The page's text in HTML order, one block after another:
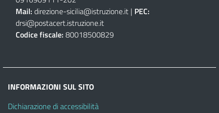
Mail: direzione-sicilia@istruzione.it | PEC:
drsi@postacert.istruzione.it
Codice fiscale: 80018500829
INFORMAZIONI SUL SITO
Dichiarazione di accessibilità